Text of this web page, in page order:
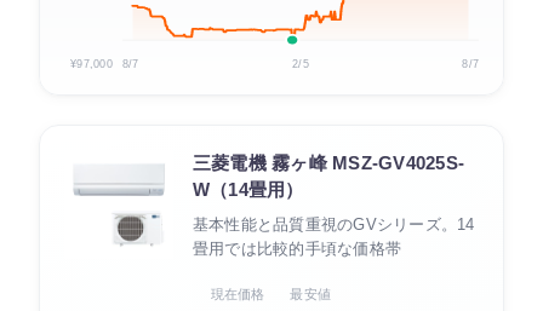
¥97,000 8/7 2/5 8/7
三菱電機 霧ヶ峰 MSZ-GV4025S-
W（14畳用）
基本性能と品質重視のGVシリーズ。14
畳用では比較的手頃な価格帯
現在価格 最安値